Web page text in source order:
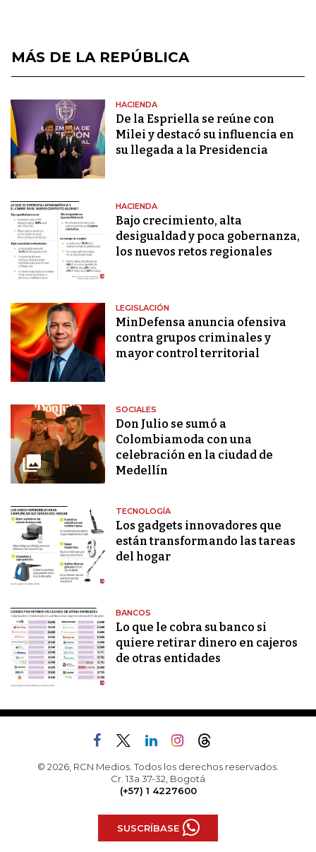
MÁS DE LA REPÚBLICA
HACIENDA
De la Espriella se reúne con
Milei y destacó su influencia en
su llegada a la Presidencia
HACIENDA
Bajo crecimiento, alta
desigualdad y poca gobernanza,
los nuevos retos regionales
LEGISLACIÓN
MinDefensa anuncia ofensiva
contra grupos criminales y
mayor control territorial
SOCIALES
Don Julio se sumó a
Colombiamoda con una
celebración en la ciudad de
Medellín
TECNOLOGÍA
Los gadgets innovadores que
están transformando las tareas
del hogar
BANCOS
Lo que le cobra su banco si
quiere retirar dinero en cajeros
de otras entidades
© 2026, RCN Medios. Todos los derechos reservados.
Cr. 13a 37-32, Bogotá
(+57) 1 4227600
SUSCRÍBASE